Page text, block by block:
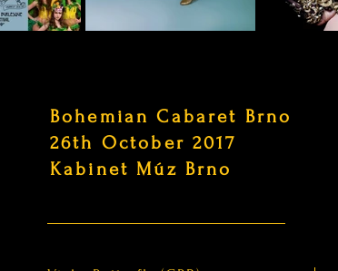
Bohemian Cabaret Brno
26th October 2017
Kabinet Múz Brno